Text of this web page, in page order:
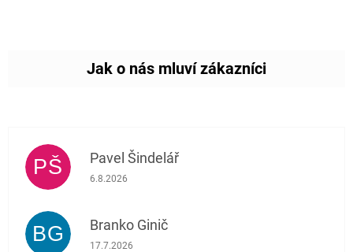
PŠ Pavel Šindelář
Hodnocení obchodu je 5 z 5 hvězdiček.
6.8.2026
BG Branko Ginič
Hodnocení obchodu je 5 z 5 hvězdiček.
17.7.2026